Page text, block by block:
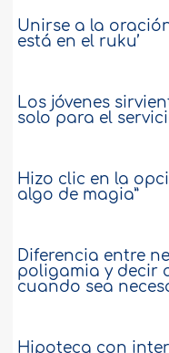
Unirse a la
está en el ruku’
Los jóvenes
solo para el
Hizo clic en la
algo de magia”
Diferencia entre
poligamia y decir
cuando sea
Hipoteca con